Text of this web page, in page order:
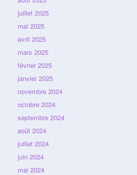
juillet 2025
mai 2025
avril 2025
mars 2025
février 2025
janvier 2025
novembre 2024
octobre 2024
septembre 2024
août 2024
juillet 2024
juin 2024
mai 2024